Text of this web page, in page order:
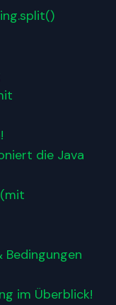
die Java
Bedingungen
im Überblick!